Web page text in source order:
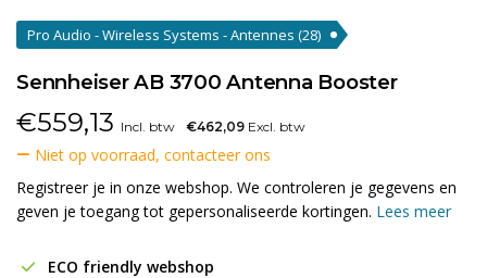
Pro Audio - Wireless Systems - Antennes (28)
Sennheiser AB 3700 Antenna Booster
€559,13 Incl. btw €462,09 Excl. btw
Niet op voorraad, contacteer ons
Registreer je in onze webshop. We controleren je gegevens en
geven je toegang tot gepersonaliseerde kortingen. Lees meer
ECO friendly webshop